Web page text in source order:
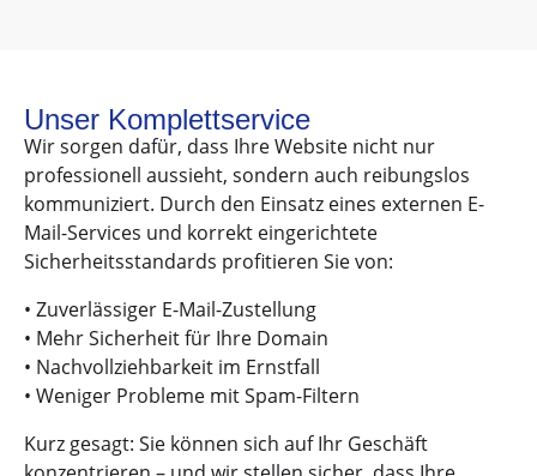
Unser Komplettservice
Wir sorgen dafür, dass Ihre Website nicht nur
professionell aussieht, sondern auch reibungslos
kommuniziert. Durch den Einsatz eines externen E-
Mail-Services und korrekt eingerichtete
Sicherheitsstandards profitieren Sie von:
Zuverlässiger E-Mail-Zustellung
Mehr Sicherheit für Ihre Domain
Nachvollziehbarkeit im Ernstfall
Weniger Probleme mit Spam-Filtern
Kurz gesagt: Sie können sich auf Ihr Geschäft